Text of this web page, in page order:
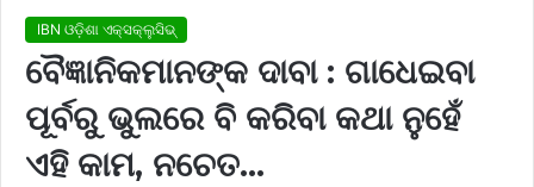
IBN ଓଡ଼ିଶା ଏକ୍ସକ୍ଲୁସିଭ୍
ବୈଜ୍ଞାନିକମାନଙ୍କ ଦାବା : ଗାଧେଇବା
ପୂର୍ବରୁ ଭୁଲରେ ବି କରିବା କଥା ନୁହେଁ
ଏହି କାମ, ନଚେତ…